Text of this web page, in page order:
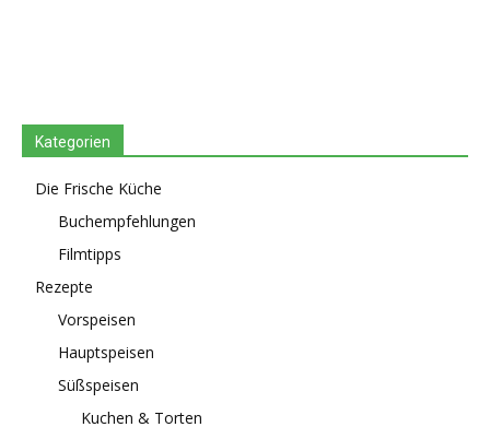
Kategorien
Die Frische Küche
Buchempfehlungen
Filmtipps
Rezepte
Vorspeisen
Hauptspeisen
Süßspeisen
Kuchen & Torten